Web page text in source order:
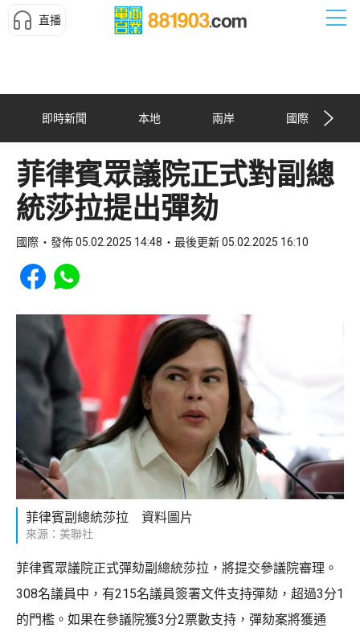
直播
即時新聞 本地 兩岸 國際
菲律賓眾議院正式對副總
統莎拉提出彈劾
國際 發佈 05.02.2025 14:48 最後更新 05.02.2025 16:10
Share to Facebook
Share to WhatsApp
菲律賓副總統莎拉 資料圖片
來源：美聯社
菲律賓眾議院正式彈劾副總統莎拉，將提交參議院審理。
308名議員中，有215名議員簽署文件支持彈劾，超過3分1
的門檻。如果在參議院獲3分2票數支持，彈劾案將獲通